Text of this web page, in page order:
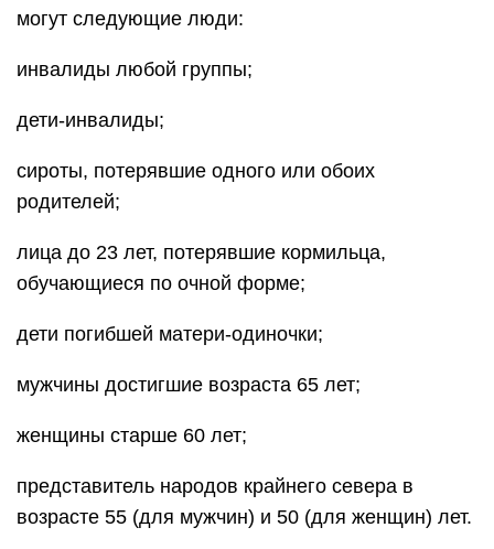
могут следующие люди:
инвалиды любой группы;
дети-инвалиды;
сироты, потерявшие одного или обоих
родителей;
лица до 23 лет, потерявшие кормильца,
обучающиеся по очной форме;
дети погибшей матери-одиночки;
мужчины достигшие возраста 65 лет;
женщины старше 60 лет;
представитель народов крайнего севера в
возрасте 55 (для мужчин) и 50 (для женщин) лет.